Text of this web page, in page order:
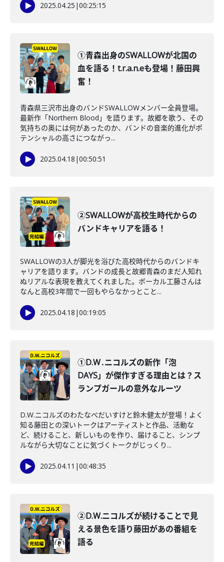
2025.04.25 |00:25:15
①青森出身のSWALLOWが北国の
血を語る！t.r.a.n.eも登場！藤田興
奮！
青森県三沢市出身のバンドSWALLOWメンバー全員登場。
最新作「Northern Blood」を語ります。故郷を歌う、その
気持ちの奥には何があったのか、バンドの音楽的進化がポ
テンシャルの高さにつながっ...
2025.04.18 |00:50:51
②SWALLOWが高校生時代からの
バンドキャリアを語る！
SWALLOWの3人が脚光を浴びた高校時代からのバンドキ
ャリアを語ります。バンドの成長と故郷青森のまだ人知れ
ぬリアルな表現を教えてくれました。ボーカル工藤さんは
なんと高校3年間で一回もやらなかっとこと...
2025.04.18 |00:19:05
①D.W․ニコルズの新作「泡
DAYS」が傑作すぎる理由とは？ス
ランプガールの意外なルーツ
D.W.ニコルズのわたなべだいすけと鈴木健太が登場！よく
知る藤田との深いトークはアーティストと作品、活動な
ど、続けること、新しいものを作り、届けること、シンプ
ルながら大切なことに気づくトークがじっくり...
2025.04.11 |00:48:35
②D.W.ニコルズが続けることで見
える景色を語り藤田があの番組を
語る